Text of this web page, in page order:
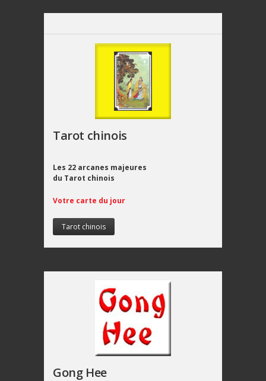
Tarot chinois
Les 22 arcanes majeures
du Tarot chinois
Votre carte du jour
Tarot chinois
Gong Hee